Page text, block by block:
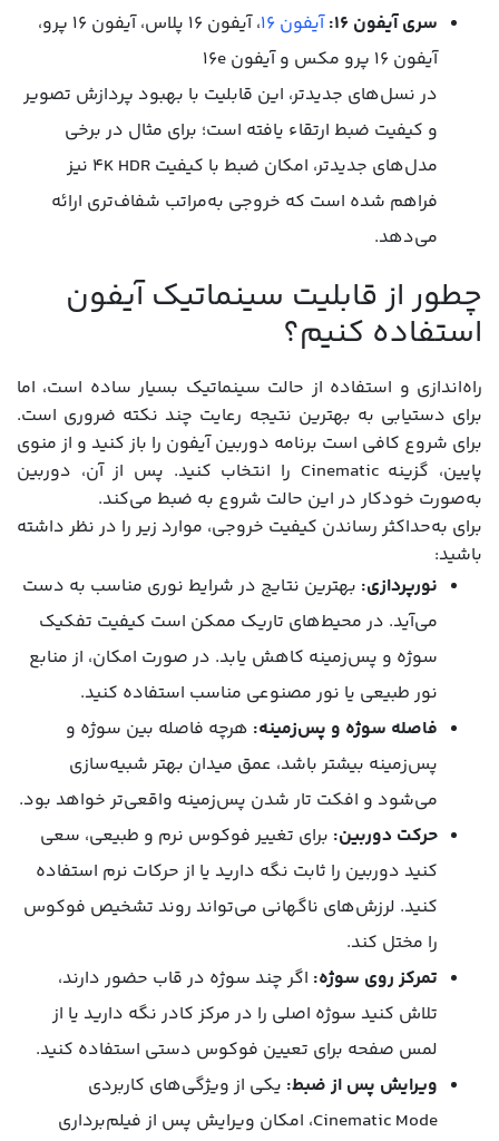
سری آیفون ۱۶:
آیفون ۱۶
، آیفون ۱۶ پلاس، آیفون ۱۶ پرو،
آیفون ۱۶ پرو مکس و آیفون ۱۶e
در نسل‌های جدیدتر، این قابلیت با بهبود پردازش تصویر
و کیفیت ضبط ارتقاء یافته است؛ برای مثال در برخی
مدل‌های جدیدتر، امکان ضبط با کیفیت ۴K HDR نیز
فراهم شده است که خروجی به‌مراتب شفاف‌تری ارائه
می‌دهد.
چطور از قابلیت سینماتیک آیفون
استفاده کنیم؟
راه‌اندازی و استفاده از حالت سینماتیک بسیار ساده است، اما
برای دستیابی به بهترین نتیجه رعایت چند نکته ضروری است.
برای شروع کافی است برنامه دوربین آیفون را باز کنید و از منوی
پایین، گزینه Cinematic را انتخاب کنید. پس از آن، دوربین
به‌صورت خودکار در این حالت شروع به ضبط می‌کند.
برای به‌حداکثر رساندن کیفیت خروجی، موارد زیر را در نظر داشته
باشید:
نورپردازی: بهترین نتایج در شرایط نوری مناسب به دست
می‌آید. در محیط‌های تاریک ممکن است کیفیت تفکیک
سوژه و پس‌زمینه کاهش یابد. در صورت امکان، از منابع
نور طبیعی یا نور مصنوعی مناسب استفاده کنید.
فاصله سوژه و پس‌زمینه: هرچه فاصله بین سوژه و
پس‌زمینه بیشتر باشد، عمق میدان بهتر شبیه‌سازی
می‌شود و افکت تار شدن پس‌زمینه واقعی‌تر خواهد بود.
حرکت دوربین: برای تغییر فوکوس نرم و طبیعی، سعی
کنید دوربین را ثابت نگه دارید یا از حرکات نرم استفاده
کنید. لرزش‌های ناگهانی می‌تواند روند تشخیص فوکوس
را مختل کند.
تمرکز روی سوژه: اگر چند سوژه در قاب حضور دارند،
تلاش کنید سوژه اصلی را در مرکز کادر نگه دارید یا از
لمس صفحه برای تعیین فوکوس دستی استفاده کنید.
ویرایش پس از ضبط: یکی از ویژگی‌های کاربردی
Cinematic Mode، امکان ویرایش پس از فیلم‌برداری